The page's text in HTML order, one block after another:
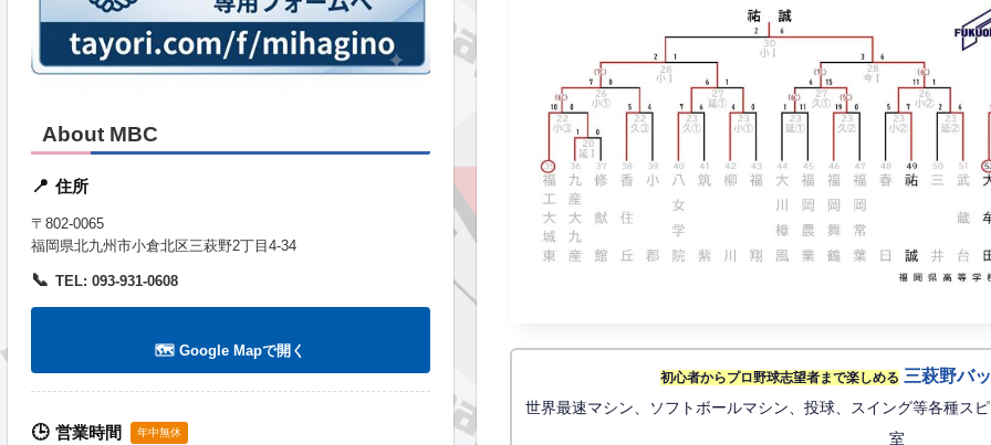
初心者からプロ野球志望者まで楽しめる 三萩野バ
世界最速マシン、ソフトボールマシン、投球、スイング等各種ス
室
About MBC
📍 住所
〒802-0065
福岡県北九州市小倉北区三萩野2丁目4-34
📞 TEL: 093-931-0608
🗺️ Google Mapで開く
🕒 営業時間 年中無休